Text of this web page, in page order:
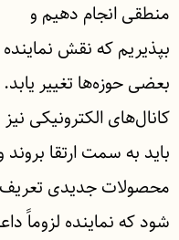
منطقی انجام دهیم و
بپذیریم که نقش
بعضی حوزه‌ها تغییر یابد.
کانال‌های الکترونیکی نیز
باید به سمت ارتقا بروند
محصولات جدیدی تعریف
شود که نماینده لزوماً